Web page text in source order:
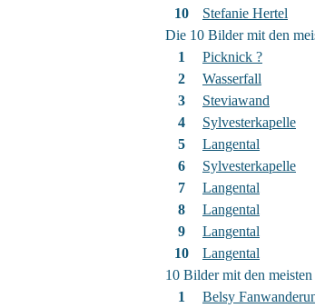
10
Stefanie Hertel
Die 10 Bilder mit den
1
Picknick ?
2
Wasserfall
3
Steviawand
4
Sylvesterkapelle
5
Langental
6
Sylvesterkapelle
7
Langental
8
Langental
9
Langental
10
Langental
10 Bilder mit den
1
Belsy